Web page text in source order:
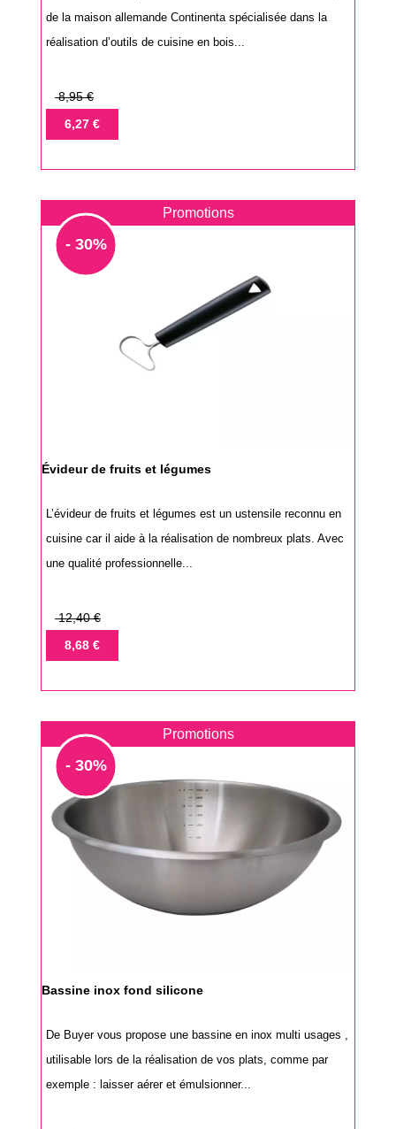
de la maison allemande Continenta spécialisée dans la
réalisation d’outils de cuisine en bois...
Prix
base
8,95 €
Prix6,27 €
Promotions
- 30%
Évideur de fruits et légumes
L’évideur de fruits et légumes est un ustensile reconnu en
cuisine car il aide à la réalisation de nombreux plats. Avec
une qualité professionnelle...
Prix
base
12,40 €
Prix8,68 €
Promotions
- 30%
Bassine inox fond silicone
De Buyer vous propose une bassine en inox multi usages ,
utilisable lors de la réalisation de vos plats, comme par
exemple : laisser aérer et émulsionner...